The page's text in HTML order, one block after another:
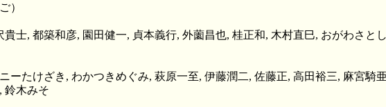
）
士, 都築和彦, 園田健一, 貞本義行, 外薗昌也, 桂正和, 木村直巳, おがわさと
たけざき, わかつきめぐみ, 萩原一至, 伊藤潤二, 佐藤正, 高田裕三, 麻宮騎
鈴木みそ